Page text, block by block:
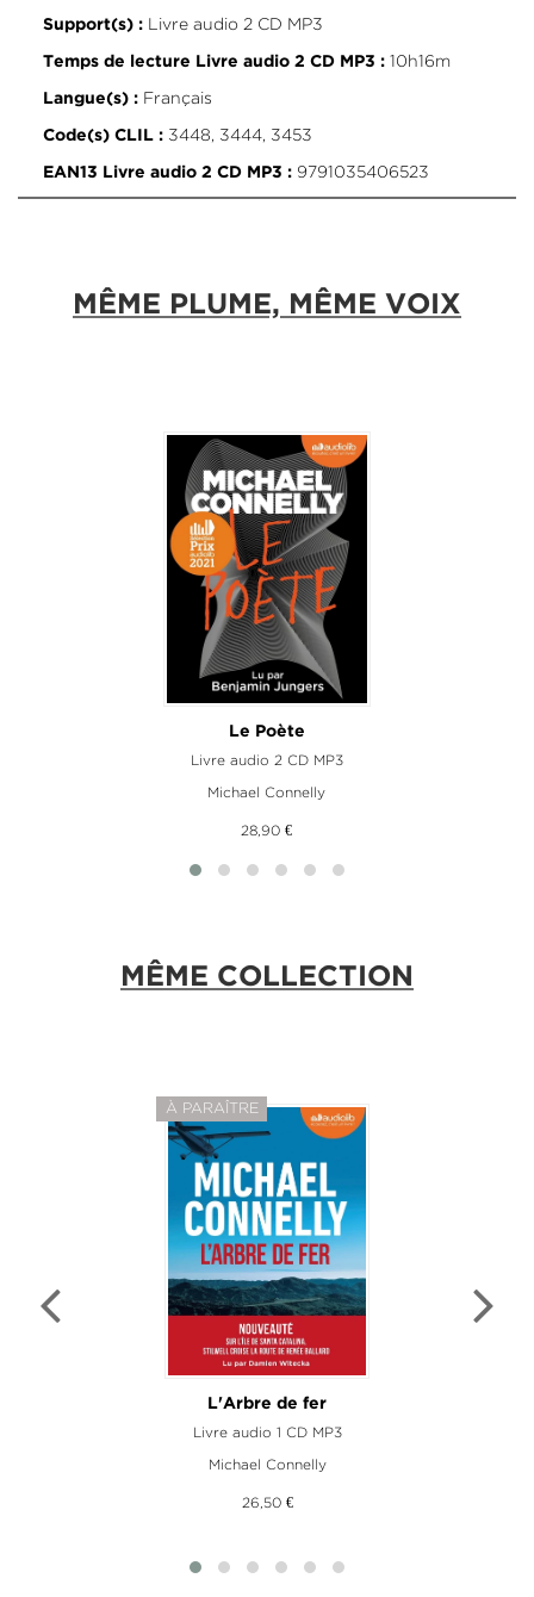
Support(s) :Livre audio 2 CD MP3
Temps de lecture Livre audio 2 CD MP3 :10h16m
Langue(s) :Français
Code(s) CLIL :3448, 3444, 3453
EAN13 Livre audio 2 CD MP3 :9791035406523
MÊME PLUME, MÊME VOIX
Le Poète
Livre audio 2 CD MP3
Michael Connelly
28,90 €
MÊME COLLECTION
À PARAÎTRE
L'Arbre de fer
Livre audio 1 CD MP3
Michael Connelly
26,50 €